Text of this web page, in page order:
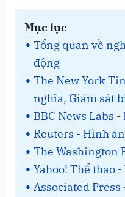
Mục lục
Tổng quan về
động
The New York
nghĩa, Giám sát
BBC News Labs
Reuters - Hình
The Washington
Yahoo! Thể thao
Associated